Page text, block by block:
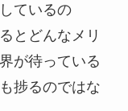
ているの
とどんなメリ
が待っている
捗るのではな